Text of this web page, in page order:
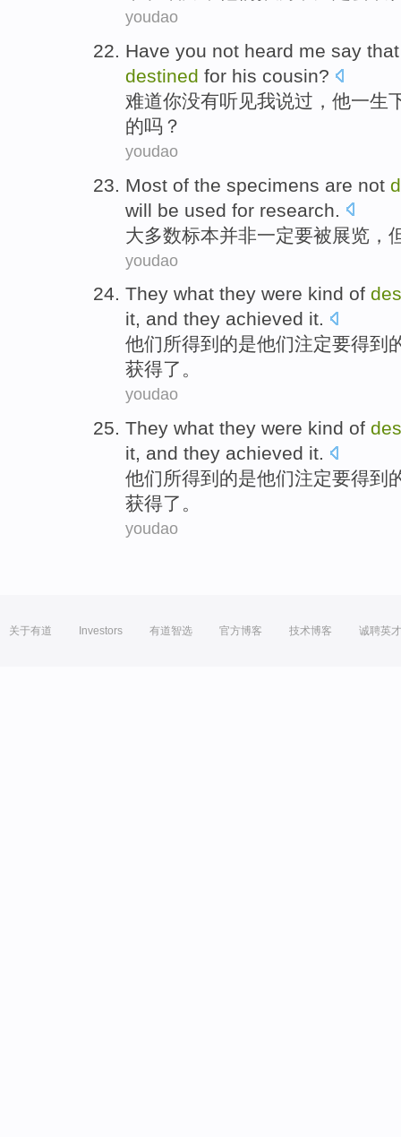
youdao
Have you not heard me say
destined for his cousin?
难道你没有听见我说过 ， 他一生
的吗？
youdao
Most of the specimens are not
will be used for research
大多数标本并非一定要被展览 ，
youdao
They what they were kind of
it, and they achieved it.
他们所得到的是他们注定要得到
获得了。
youdao
They what they were kind of
it, and they achieved it.
他们所得到的是他们注定要得到
获得了。
youdao
关于有道 Investors 有道智选 官方博客 技术博客 诚聘英才